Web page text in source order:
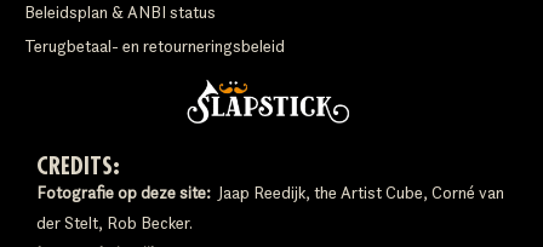
Beleidsplan & ANBI status
Terugbetaal- en retourneringsbeleid
CREDITS:
Fotografie op deze site: Jaap Reedijk, the Artist Cube, Corné van
der Stelt, Rob Becker.